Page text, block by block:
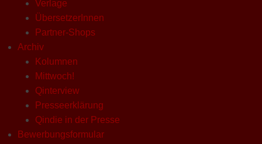
Verlage
ÜbersetzerInnen
Partner-Shops
Archiv
Kolumnen
Mittwoch!
Qinterview
Presseerklärung
Qindie in der Presse
Bewerbungsformular